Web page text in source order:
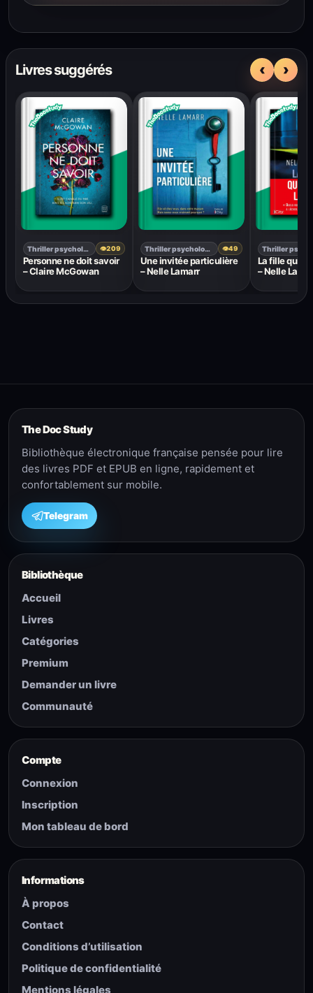
Livres suggérés ‹ ›
Thriller psychologique 👁209
Personne ne doit savoir
– Claire McGowan
Thriller psychologique 👁49
Une invitée particulière
– Nelle Lamarr
La fille qui
– Nelle
The Doc Study
Bibliothèque électronique française pensée pour lire
des livres PDF et EPUB en ligne, rapidement et
confortablement sur mobile.
Telegram
Bibliothèque
Accueil
Livres
Catégories
Premium
Demander un livre
Communauté
Compte
Connexion
Inscription
Mon tableau de bord
Informations
À propos
Contact
Conditions d’utilisation
Politique de confidentialité
Mentions légales